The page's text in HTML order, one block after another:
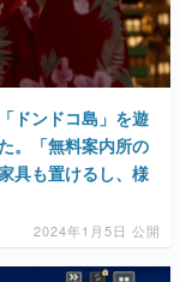
ドンドコ島」を遊
。「無料案内所の
具も置けるし、様
2024年1月5日 公開